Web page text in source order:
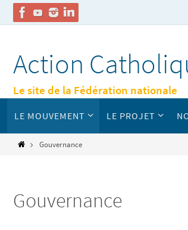
contenu
Action
Le site de la Fédération nationale
contenu
LE MOUVEMENT LE PROJET
HomeGouvernance
Gouvernance